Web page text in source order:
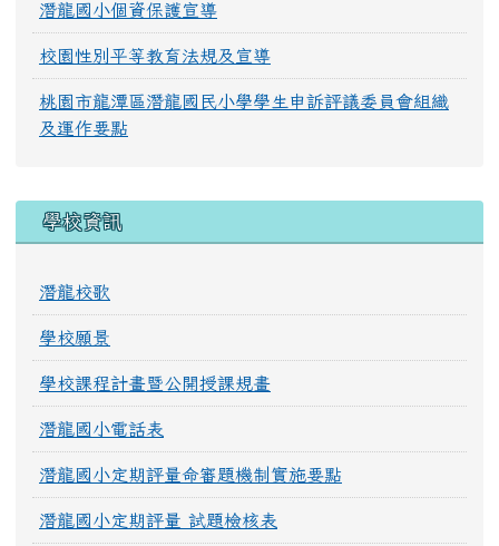
潛龍國小個資保護宣導
校園性別平等教育法規及宣導
桃園市龍潭區潛龍國民小學學生申訴評議委員會組織
及運作要點
學校資訊
潛龍校歌
學校願景
學校課程計畫暨公開授課規畫
潛龍國小電話表
潛龍國小定期評量命審題機制實施要點
潛龍國小定期評量 試題檢核表